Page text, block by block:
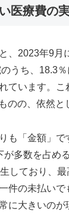
医療費の
、2023年9月
うち、18.3
ています。こ
のの、依然と
も「金額」で
が多数を占め
しており、最
件の未払いで
に大きいのが